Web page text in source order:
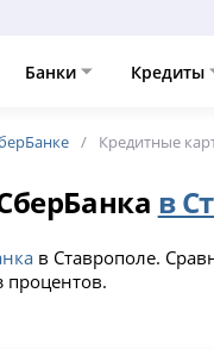
Банки Кредиты
Кредитные
в
в Ставрополе.
процентов.